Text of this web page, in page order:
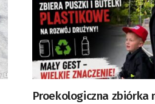
Proekologiczna zbiórka